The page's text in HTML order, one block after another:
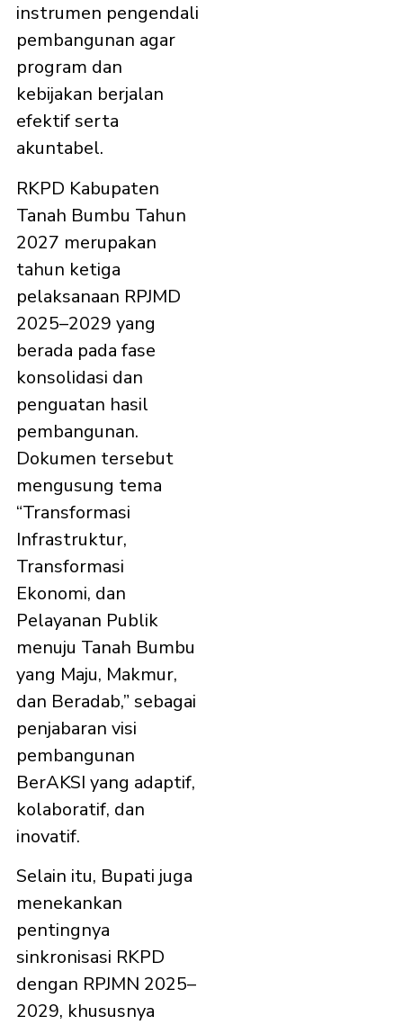
instrumen pengendali
pembangunan agar
program dan
kebijakan berjalan
efektif serta
akuntabel.
RKPD Kabupaten
Tanah Bumbu Tahun
2027 merupakan
tahun ketiga
pelaksanaan RPJMD
2025–2029 yang
berada pada fase
konsolidasi dan
penguatan hasil
pembangunan.
Dokumen tersebut
mengusung tema
“Transformasi
Infrastruktur,
Transformasi
Ekonomi, dan
Pelayanan Publik
menuju Tanah Bumbu
yang Maju, Makmur,
dan Beradab,” sebagai
penjabaran visi
pembangunan
BerAKSI yang adaptif,
kolaboratif, dan
inovatif.
Selain itu, Bupati juga
menekankan
pentingnya
sinkronisasi RKPD
dengan RPJMN 2025–
2029, khususnya